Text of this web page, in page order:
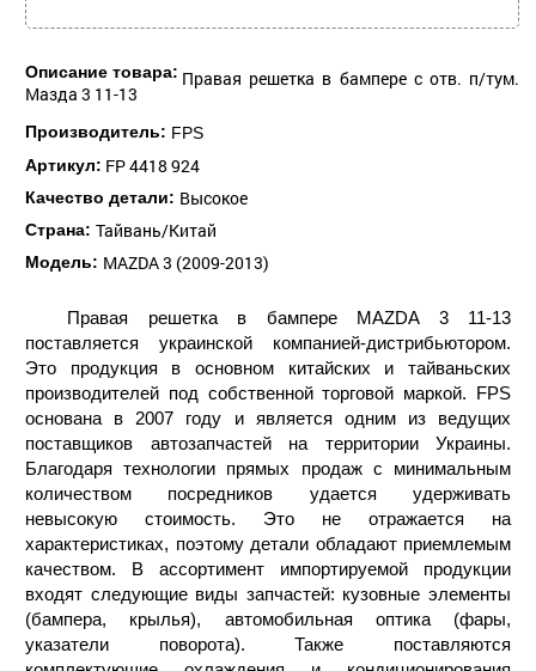
Описание товара: Правая решетка в бампере c отв. п/тум.
Мазда 3 11-13
Производитель: FPS
Артикул: FP 4418 924
Качество детали: Высокое
Страна: Тайвань/Китай
Модель: MAZDA 3 (2009-2013)
Правая решетка в бампере MAZDA 3 11-13
поставляется украинской компанией-дистрибьютором.
Это продукция в основном китайских и тайваньских
производителей под собственной торговой маркой. FPS
основана в 2007 году и является одним из ведущих
поставщиков автозапчастей на территории Украины.
Благодаря технологии прямых продаж с минимальным
количеством посредников удается удерживать
невысокую стоимость. Это не отражается на
характеристиках, поэтому детали обладают приемлемым
качеством. В ассортимент импортируемой продукции
входят следующие виды запчастей: кузовные элементы
(бампера, крылья), автомобильная оптика (фары,
указатели поворота). Также поставляются